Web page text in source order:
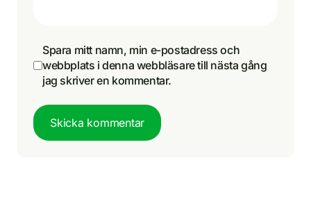
Spara mitt namn, min e-postadress och
webbplats i denna webbläsare till nästa gång
jag skriver en kommentar.
Skicka kommentar